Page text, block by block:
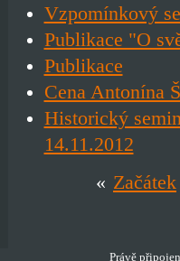
Vzpomínkový
Publikace "O
Publikace
Cena Antonína
Historický
14.11.2012
« Začátek
Právě